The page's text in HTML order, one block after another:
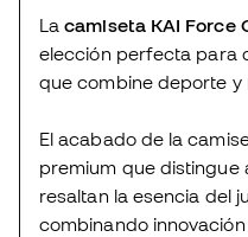
Lacamiseta KAI Force
elección perfecta para
que combine deporte y
El acabado de la
premium que distingue
resaltan la esencia del
combinando